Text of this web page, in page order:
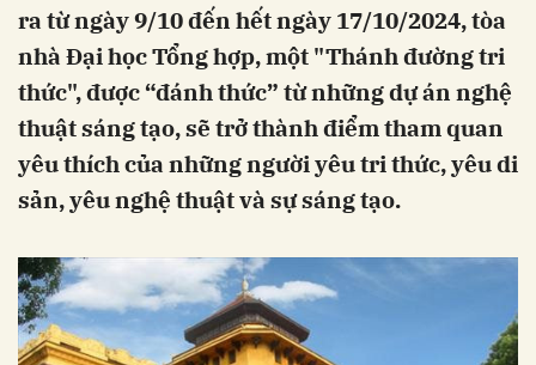
ra từ ngày 9/10 đến hết ngày 17/10/2024, tòa
nhà Đại học Tổng hợp, một "Thánh đường tri
thức", được “đánh thức” từ những dự án nghệ
thuật sáng tạo, sẽ trở thành điểm tham quan
yêu thích của những người yêu tri thức, yêu di
sản, yêu nghệ thuật và sự sáng tạo.